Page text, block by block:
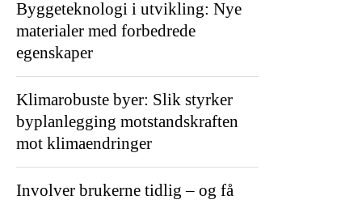
Byggeteknologi i utvikling: Nye
materialer med forbedrede
egenskaper
Klimarobuste byer: Slik styrker
byplanlegging motstandskraften
mot klimaendringer
Involver brukerne tidlig – og få